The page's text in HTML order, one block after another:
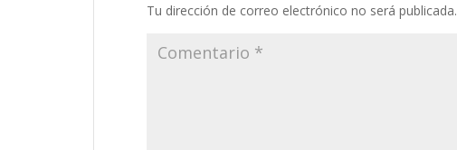
Tu dirección de correo electrónico no será publicada.